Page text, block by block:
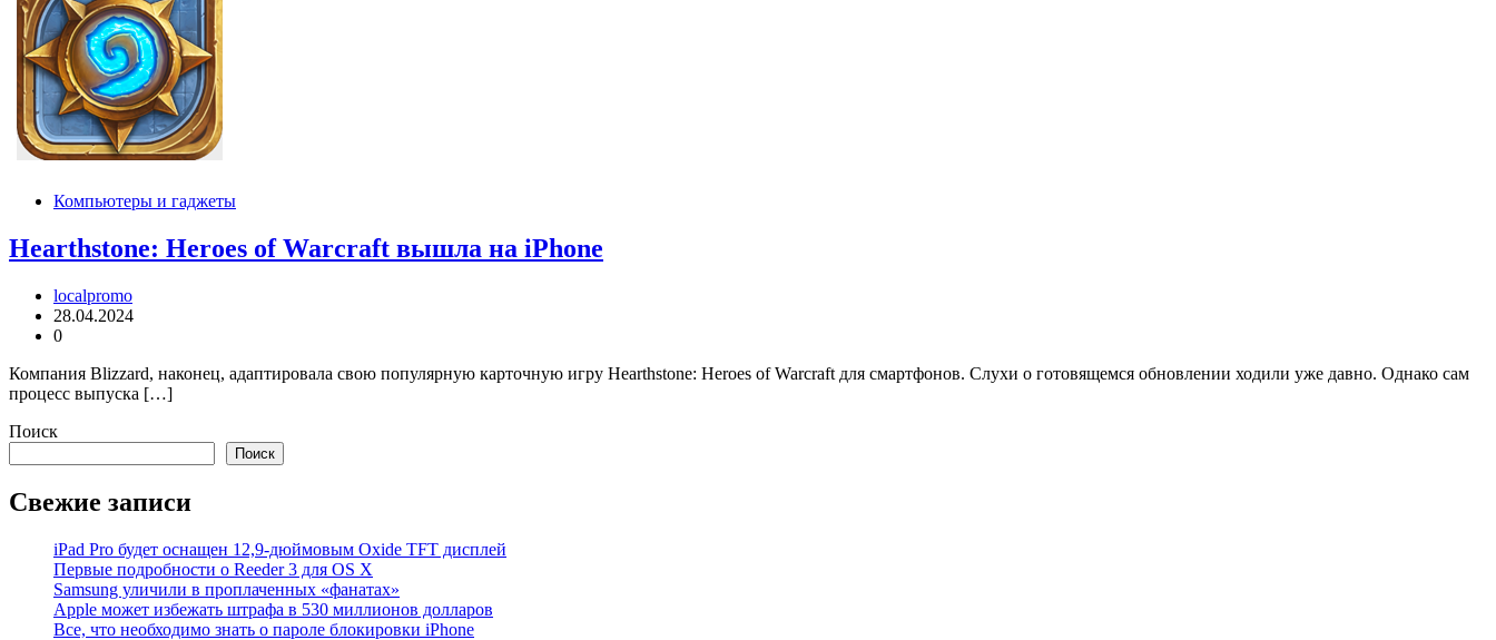
Компьютеры и гаджеты
Hearthstone: Heroes of Warcraft вышла на iPhone
localpromo
28.04.2024
0
Компания Blizzard, наконец, адаптировала свою популярную карточную игру Hearthstone: Heroes of Warcraft для смартфонов. Слухи о готовящемся обновлении ходили уже давно. Однако сам
процесс выпуска […]
Поиск
Поиск
Свежие записи
iPad Pro будет оснащен 12,9-дюймовым Oxide TFT дисплей
Первые подробности о Reeder 3 для OS X
Samsung уличили в проплаченных «фанатах»
Apple может избежать штрафа в 530 миллионов долларов
Все, что необходимо знать о пароле блокировки iPhone